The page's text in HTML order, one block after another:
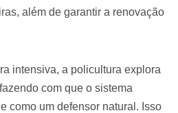
além de garantir a renovação
intensiva, a policultura explora
com que o sistema
como um defensor natural. Isso